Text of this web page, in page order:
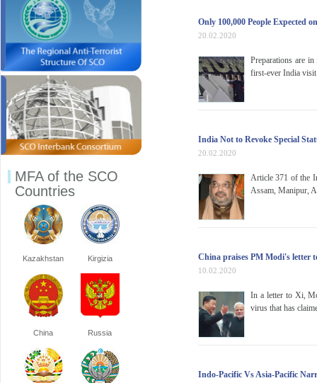
MFA of the SCO
Countries
Kazakhstan Kirgizia
China Russia
Only 100,000 People Expected
20.02.2020
Preparations are
first-ever India
India Not to Revoke Special
20.02.2020
Article 371 of the
Assam, Manipur,
China praises PM Modi's letter
10.02.2020
In a letter to Xi,
virus that has
Indo-Pacific Vs Asia-Pacific